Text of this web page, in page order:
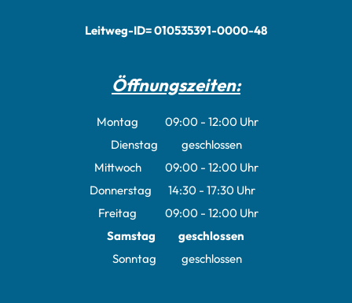
Leitweg-ID= 010535391-0000-48
Öffnungszeiten:
Montag 09:00- 12:00Uhr
Von 09:00 bis 12:00 Uhr
Dienstag
geschlossen
Mittwoch
09:00- 12:00Uhr
Von 09:00 bis 12:00 Uhr
Donnerstag 14:30- 17:30Uhr
Von 14:30 bis 17:30 Uhr
Freitag 09:00- 12:00Uhr
Von 09:00 bis 12:00 Uhr
Samstag
geschlossen
Sonntag
geschlossen